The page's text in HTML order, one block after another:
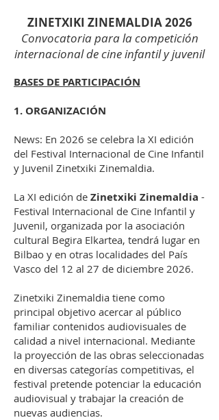
ZINETXIKI ZINEMALDIA 2026
Convocatoria para la competición
internacional de cine infantil y juvenil
BASES DE PARTICIPACIÓN
1. ORGANIZACIÓN
News: En 2026 se celebra la XI edición
del Festival Internacional de Cine Infantil
y Juvenil Zinetxiki Zinemaldia.
La XI edición de Zinetxiki Zinemaldia -
Festival Internacional de Cine Infantil y
Juvenil, organizada por la asociación
cultural Begira Elkartea, tendrá lugar en
Bilbao y en otras localidades del País
Vasco del 12 al 27 de diciembre 2026.
Zinetxiki Zinemaldia tiene como
principal objetivo acercar al público
familiar contenidos audiovisuales de
calidad a nivel internacional. Mediante
la proyección de las obras seleccionadas
en diversas categorías competitivas, el
festival pretende potenciar la educación
audiovisual y trabajar la creación de
nuevas audiencias.